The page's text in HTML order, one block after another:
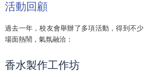
活動回顧
過去一年，校友會舉辦了多項活動，得到不
場面熱鬧，氣氛融洽：
香水製作工作坊